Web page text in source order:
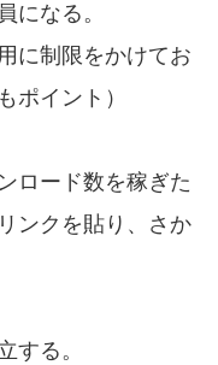
になる。
に制限をかけてお
ポイント）
ロード数を稼ぎた
ンクを貼り、さか
する。